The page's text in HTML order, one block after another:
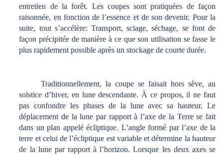
entretien de la forêt. Les coupes sont pratiquées de façon
raisonnée, en fonction de l’essence et de son devenir. Pour la
suite, tout s’accélère: Transport, sciage, séchage, se font de
façon précipitée de manière à ce que son utilisation se fasse le
plus rapidement possible après un stockage de courte durée.
Traditionnellement, la coupe se faisait hors sève, au
solstice d’hiver, en lune descendante. À ce propos, il ne faut
pas confondre les phases de la lune avec sa hauteur. Le
déplacement de la lune par rapport à l’axe de la Terre se fait
dans un plan appelé écliptique. L’angle formé par l’axe de la
terre et celui de l’écliptique est variable et détermine la hauteur
de la lune par rapport à l’horizon. Lorsque les deux axes se